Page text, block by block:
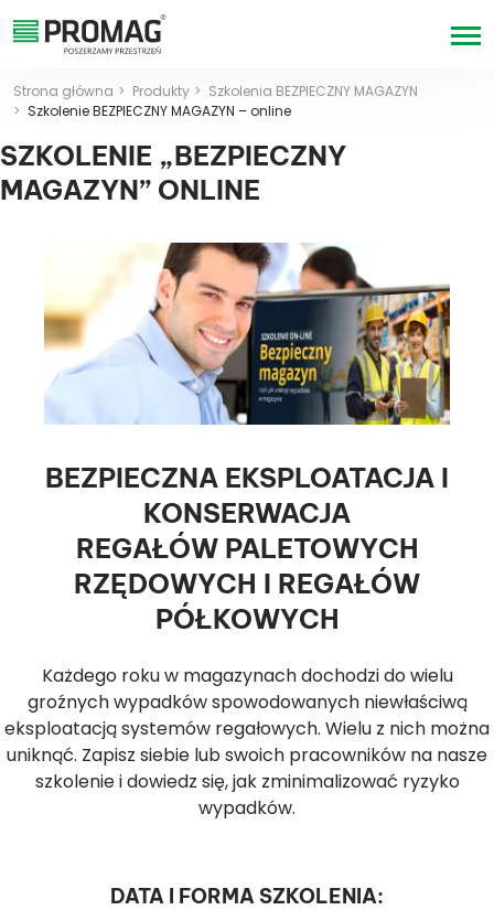
Strona główna Produkty
Szkolenia BEZPIECZNY MAGAZYN
Szkolenie BEZPIECZNY MAGAZYN – online
SZKOLENIE „BEZPIECZNY
MAGAZYN” ONLINE
BEZPIECZNA EKSPLOATACJA I
KONSERWACJA
REGAŁÓW PALETOWYCH
RZĘDOWYCH I REGAŁÓW
PÓŁKOWYCH
Każdego roku w magazynach dochodzi do wielu
groźnych wypadków spowodowanych niewłaściwą
eksploatacją systemów regałowych. Wielu z nich można
uniknąć. Zapisz siebie lub swoich pracowników na nasze
szkolenie i dowiedz się, jak zminimalizować ryzyko
wypadków.
DATA I FORMA SZKOLENIA: